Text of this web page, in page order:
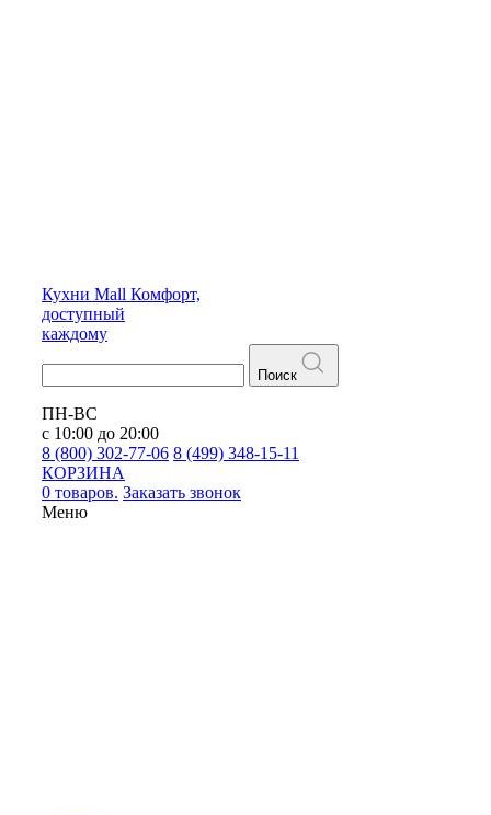
Кухни Mall Комфорт,
доступный
каждому
Поиск
ПН-ВС
с 10:00 до 20:00
8 (800) 302-77-06 8 (499) 348-15-11
КОРЗИНА
0 товаров. Заказать звонок
Меню